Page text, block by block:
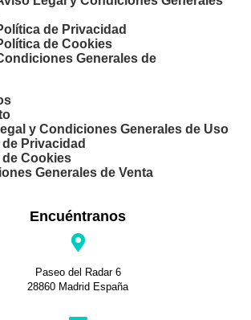
de Privacidad
de Cookies
Generales de
y Condiciones Generales de Uso
de Privacidad
de Cookies
Generales de Venta
Encuéntranos
Paseo del Radar 6
28860 Madrid España